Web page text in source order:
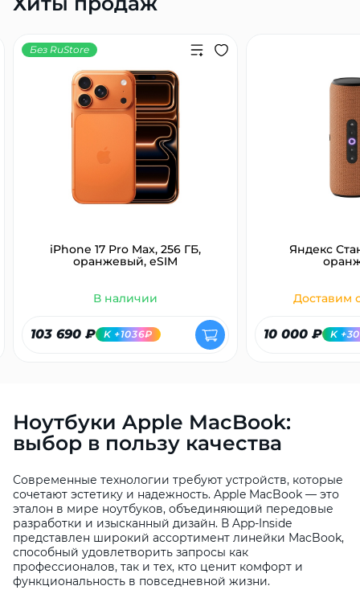
Без RuStore
iPhone 17 Pro Max, 256 ГБ,
оранжевый, eSIM
В наличии
103 690 ₽ K +1036₽
Яндекс
Доставим
10 000 ₽ K
Ноутбуки Apple MacBook:
выбор в пользу качества
Современные технологии требуют устройств, которые
сочетают эстетику и надежность. Apple MacBook — это
эталон в мире ноутбуков, объединяющий передовые
разработки и изысканный дизайн. В App-Inside
представлен широкий ассортимент линейки MacBook,
способный удовлетворить запросы как
профессионалов, так и тех, кто ценит комфорт и
функциональность в повседневной жизни.